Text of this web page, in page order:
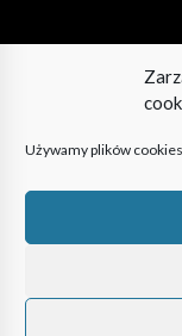
Używamy plików
Pozostańmy
© PubliCity Media
zastrzeżone.